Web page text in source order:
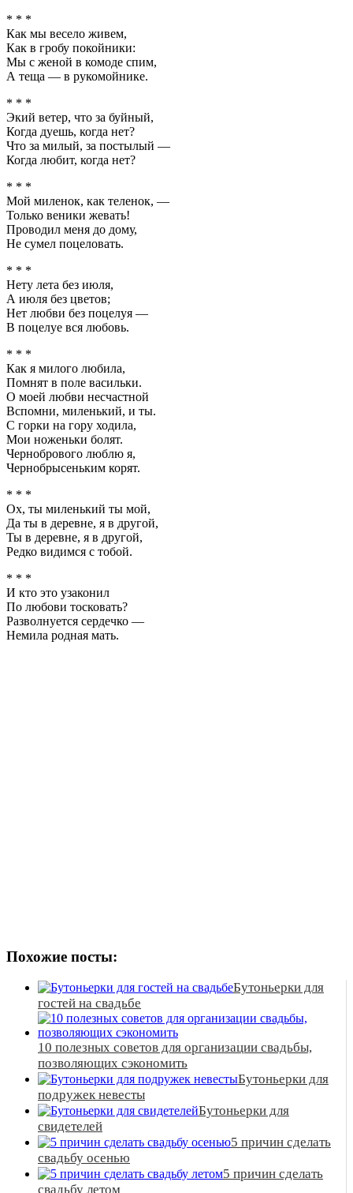
* * *
Как мы весело живем,
Как в гробу покойники:
Мы с женой в комоде спим,
А теща — в рукомойнике.
* * *
Экий ветер, что за буйный,
Когда дуешь, когда нет?
Что за милый, за постылый —
Когда любит, когда нет?
* * *
Мой миленок, как теленок, —
Только веники жевать!
Проводил меня до дому,
Не сумел поцеловать.
* * *
Нету лета без июля,
А июля без цветов;
Нет любви без поцелуя —
В поцелуе вся любовь.
* * *
Как я милого любила,
Помнят в поле васильки.
О моей любви несчастной
Вспомни, миленький, и ты.
С горки на гору ходила,
Мои ноженьки болят.
Чернобрового люблю я,
Чернобрысеньким корят.
* * *
Ох, ты миленький ты мой,
Да ты в деревне, я в другой,
Ты в деревне, я в другой,
Редко видимся с тобой.
* * *
И кто это узаконил
По любови тосковать?
Разволнуется сердечко —
Немила родная мать.
Похожие посты:
Бутоньерки для
гостей на свадьбе
10 полезных советов для организации свадьбы,
позволяющих сэкономить
Бутоньерки для
подружек невесты
Бутоньерки для
свидетелей
5 причин сделать
свадьбу осенью
5 причин сделать
свадьбу летом